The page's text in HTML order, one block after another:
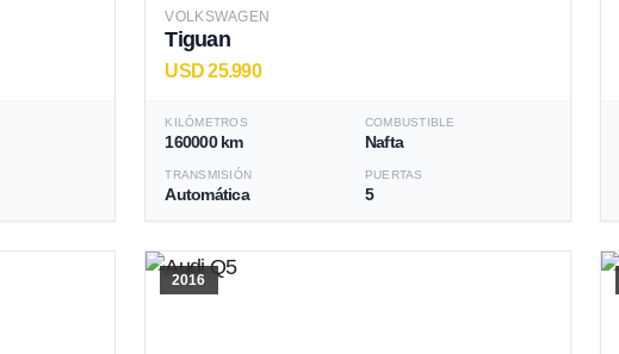
VOLKSWAGEN
Tiguan
USD 25.990
KILÓMETROS
160000 km
COMBUSTIBLE
Nafta
TRANSMISIÓN
Automática
PUERTAS
5
2016